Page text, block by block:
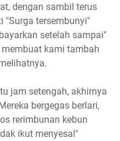
dengan sambil terus
"Surga tersembunyi"
setelah sampai"
kami tambah
jam setengah, akhirnya
bergegas berlari,
rerimbunan kebun
ikut menyesal"